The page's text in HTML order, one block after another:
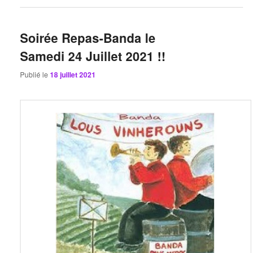
Soirée Repas-Banda le
Samedi 24 Juillet 2021 !!
Publié le18 juillet 2021